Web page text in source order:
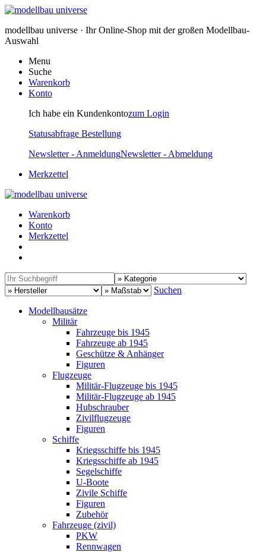
modellbau universe · Ihr Online-Shop mit der großen Modellbau-
Auswahl
Menu
Suche
Warenkorb
Konto
Ich habe ein Kundenkontozum Login
Statusabfrage Bestellung
Newsletter - AnmeldungNewsletter - Abmeldung
Merkzettel
Warenkorb
Konto
Merkzettel
Suchen
Modellbausätze
Militär
Fahrzeuge bis 1945
Fahrzeuge ab 1945
Geschütze & Anhänger
Figuren
Flugzeuge
Militär-Flugzeuge bis 1945
Militär-Flugzeuge ab 1945
Hubschrauber
Zivilflugzeuge
Figuren
Schiffe
Kriegsschiffe bis 1945
Kriegsschiffe ab 1945
Segelschiffe
U-Boote
Zivile Schiffe
Figuren
Zubehör
Fahrzeuge (zivil)
PKW
Rennwagen